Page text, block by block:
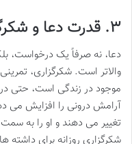
۳. قدرت دعا و شکرگزاری
دعا، نه صرفاً یک درخواست،
والاتر است. شکرگزاری،
موجود در زندگی است، حتی
آرامش درونی را افزایش می
تغییر می دهند و او را به
شکرگزاری روزانه برای داشته